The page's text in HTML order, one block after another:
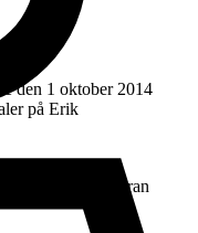
den 1 oktober 2014
på Erik
63 ledamöter
och Claes-Göran